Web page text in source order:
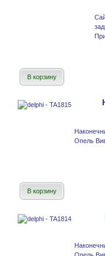
В корзину
Опель
В корзину